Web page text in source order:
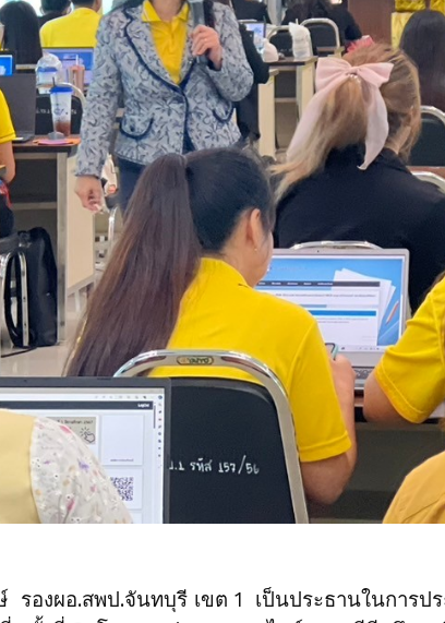
อ.สพป.จันทบุรี เขต 1 เป็นประธานในการปร